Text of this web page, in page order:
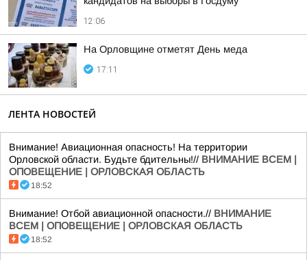
12:06
На Орловщине отметят День меда
17:11
ЛЕНТА НОВОСТЕЙ
Внимание! Авиационная опасность! На территории
Орловской области. Будьте бдительны!// ВНИМАНИЕ ВСЕМ |
ОПОВЕЩЕНИЕ | ОРЛОВСКАЯ ОБЛАСТЬ
18:52
Внимание! Отбой авиационной опасности.// ВНИМАНИЕ
ВСЕМ | ОПОВЕЩЕНИЕ | ОРЛОВСКАЯ ОБЛАСТЬ
18:52